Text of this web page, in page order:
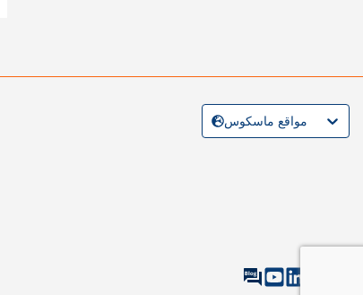
مواقع ماسكوس